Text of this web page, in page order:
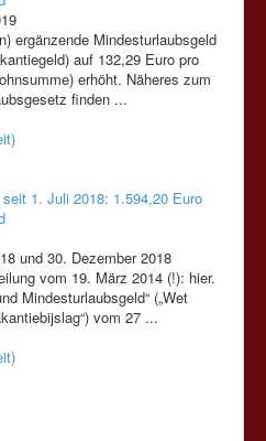
) ergänzende Mindesturlaubsgeld
auf 132,29 Euro pro
erhöht. Näheres zum
finden ...
1. Juli 2018: 1.594,20 Euro
und 30. Dezember 2018
vom 19. März 2014 (!): hier.
Mindesturlaubsgeld“ („Wet
vom 27 ...